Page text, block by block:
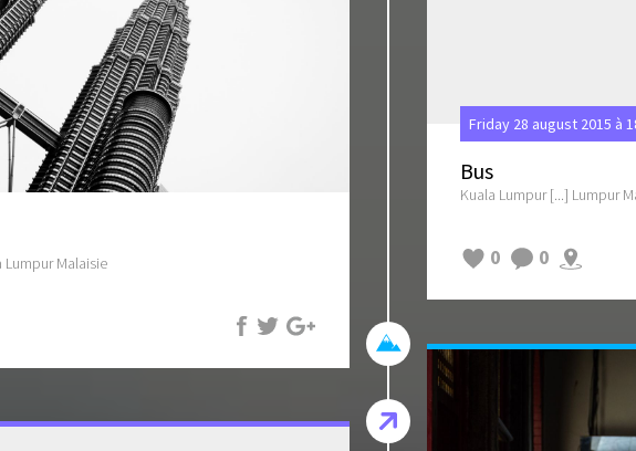
Lumpur Malaisie
Friday 28 august 2015 à
Bus
Kuala Lumpur [...] Lumpur
0 0